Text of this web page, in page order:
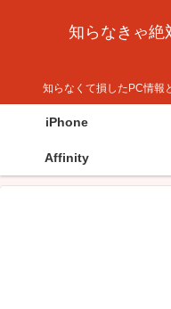
知らなきゃ絶
知らなくて損したPC情報
iPhone
Affinity